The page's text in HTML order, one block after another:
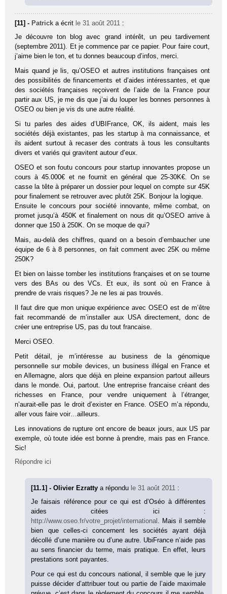
[11] - Patrick a écrit le 31 août 2011 :
Je découvre ton blog avec grand intérêt, un peu tardivement
(septembre 2011). Et je commence par ce papier. Pour faire court,
j’aime bien le ton, et tu donnes beaucoup d’infos, merci.
Mais quand je lis, qu’OSEO et autres institutions françaises ont
des possibilités de financements et d’aides intéressantes, et que
des sociétés françaises reçoivent de l’aide de la France pour
partir aux US, je me dis que j’ai du louper les bonnes personnes à
OSEO ou bien je vis ds une autre réalité.
Si tu parles des aides d’UBIFrance, OK, ils aident, mais les
sociétés déjà existantes, pas les startup à ma connaissance, et
ils aident surtout à recaser des contrats à tous les consultants
divers et variés qui gravitent autour d’eux.
OSEO et son foutu concours pour startup innovantes propose un
cours à 45.000€ et ne fournit en général que 25-30K€. On se
casse la tête à préparer un dossier pour lequel on compte sur 45K
pour finalement se retrouver avec plutôt 25K. Bonjour la logique.
Ensuite le concours pour société innovante, même combat, on
promet jusqu’à 450K et finalement on nous dit qu’OSEO arrive à
donner que 150 à 250K. On se moque de qui?
Mais, au-delà des chiffres, quand on a besoin d’embaucher une
équipe de 6 à 8 personnes, on fait comment avec 25K ou même
250K?
Et bien on laisse tomber les institutions françaises et on se tourne
vers des BAs ou des VCs. Et eux, ils sont où en France à
prendre de vrais risques? Je ne les ai pas trouvés.
Il faut dire que mon unique expérience avec OSEO est de m’être
fait recommandé de m’installer aux USA directement, donc de
créer une entreprise US, pas du tout francaise.
Merci OSEO.
Petit détail, je m’intéresse au business de la génomique
personnelle sur mobile devices, un business illégal en France et
en Allemagne, alors que déjà en pleine expansion partout ailleurs
dans le monde. Oui, partout. Une entreprise francaise créant des
richesses en France, pour vendre uniquement à l’étranger,
n’aurait-elle pas le droit d’exister en France. OSEO m’a répondu,
aller vous faire voir…ailleurs.
Les innovations de rupture ont encore de beaux jours, aux US par
exemple, où toute idée est bonne à prendre, mais pas en France.
Sic!
Répondre ici
[11.1] - Olivier Ezrattya répondu le 31 août 2011 :
Je faisais référence pour ce qui est d’Oséo à différentes
aides citées ici :
http://www.oseo.fr/votre_projet/international
. Mais il semble
bien que celles-ci concernent les sociétés ayant déjà
décollé d’une manière ou d’une autre. UbiFrance n’aide pas
au sens financier du terme, mais pratique. En effet, leurs
prestations sont payantes.
Pour ce qui est du concours national, il semble que le jury
puisse décider d’attribuer tout ou partie de l’aide maximale